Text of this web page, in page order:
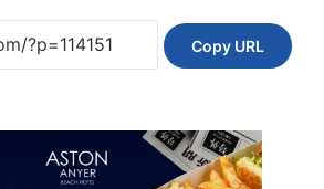
Copy URL